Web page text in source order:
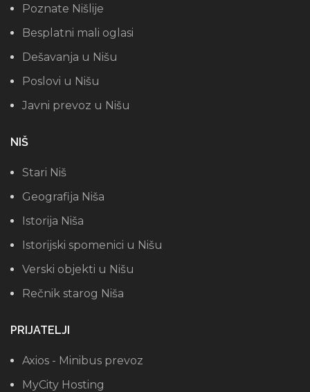
Poznate Nišlije
Besplatni mali oglasi
Dešavanja u Nišu
Poslovi u Nišu
Javni prevoz u Nišu
NIŠ
Stari Niš
Geografija Niša
Istorija Niša
Istorijski spomenici u Nišu
Verski objekti u Nišu
Rečnik starog Niša
PRIJATELJI
Axios - Minibus prevoz
MyCity Hosting